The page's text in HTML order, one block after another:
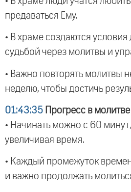
предаваться Ему.
• В храме создаются
судьбой через молитвы и
• Важно повторять молитвы
неделю, чтобы достичь
01:43:35 Прогресс в молитве
• Начинать можно с 60
увеличивая время.
• Каждый промежуток
и важно продолжать